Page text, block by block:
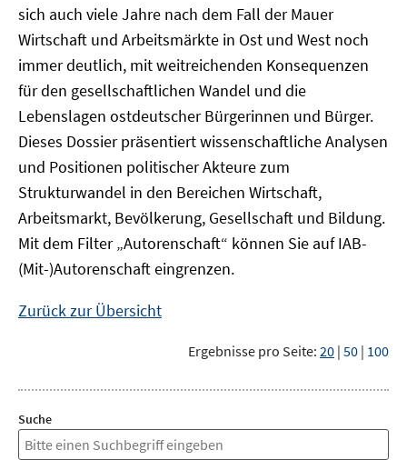
sich auch viele Jahre nach dem Fall der Mauer
Wirtschaft und Arbeitsmärkte in Ost und West noch
immer deutlich, mit weitreichenden Konsequenzen
für den gesellschaftlichen Wandel und die
Lebenslagen ostdeutscher Bürgerinnen und Bürger.
Dieses Dossier präsentiert wissenschaftliche Analysen
und Positionen politischer Akteure zum
Strukturwandel in den Bereichen Wirtschaft,
Arbeitsmarkt, Bevölkerung, Gesellschaft und Bildung.
Mit dem Filter „Autorenschaft“ können Sie auf IAB-
(Mit-)Autorenschaft eingrenzen.
Zurück zur Übersicht
Ergebnisse pro Seite: 20 | 50 | 100
Suche